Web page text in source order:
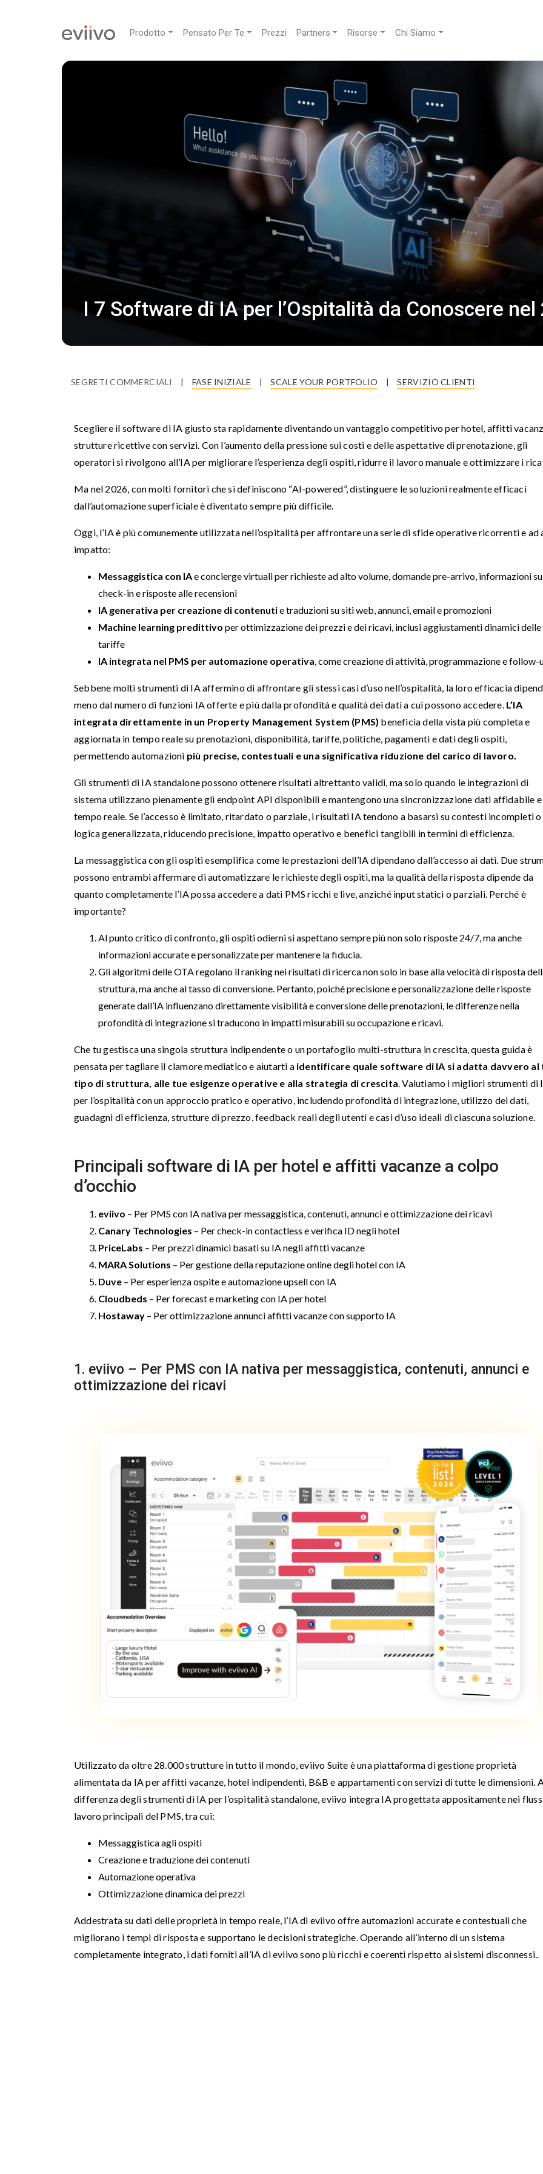
Prodotto Pensato Per Te Prezzi Partners Risorse Chi Siamo
I 7 Software di IA per l’Ospitalità da Conoscere nel
SEGRETI COMMERCIALI | FASE INIZIALE | SCALE YOUR PORTFOLIO | SERVIZIO CLIENTI
Scegliere il software di IA giusto sta rapidamente diventando un vantaggio competitivo per hotel, affitti
strutture ricettive con servizi. Con l’aumento della pressione sui costi e delle aspettative di prenotazione, gli
operatori si rivolgono all’IA per migliorare l’esperienza degli ospiti, ridurre il lavoro manuale e ottimizzare i
Ma nel 2026, con molti fornitori che si definiscono “AI-powered”, distinguere le soluzioni realmente efficaci
dall’automazione superficiale è diventato sempre più difficile.
Oggi, l’IA è più comunemente utilizzata nell’ospitalità per affrontare una serie di sfide operative ricorrenti e ad
impatto:
Messaggistica con IAe concierge virtuali per richieste ad alto volume, domande pre-arrivo, informazioni
check-in e risposte alle recensioni
IA generativa per creazione di contenutie traduzioni su siti web, annunci, email e promozioni
Machine learning predittivo per ottimizzazione dei prezzi e dei ricavi, inclusi aggiustamenti dinamici delle
tariffe
IA integrata nel PMS per automazione operativa, come creazione di attività, programmazione e follow-
Sebbene molti strumenti di IA affermino di affrontare gli stessi casi d’uso nell’ospitalità, la loro efficacia
meno dal numero di funzioni IA offerte e più dalla profondità e qualità dei dati a cui possono accedere. L’IA
integrata direttamente in un Property Management System (PMS) beneficia della vista più completa e
aggiornata in tempo reale su prenotazioni, disponibilità, tariffe, politiche, pagamenti e dati degli ospiti,
permettendo automazioni più precise, contestuali e una significativa riduzione del carico di lavoro.
Gli strumenti di IA standalone possono ottenere risultati altrettanto validi, ma solo quando le integrazioni di
sistema utilizzano pienamente gli endpoint API disponibili e mantengono una sincronizzazione dati affidabile e
tempo reale. Se l’accesso è limitato, ritardato o parziale, i risultati IA tendono a basarsi su contesti incompleti o
logica generalizzata, riducendo precisione, impatto operativo e benefici tangibili in termini di efficienza.
La messaggistica con gli ospiti esemplifica come le prestazioni dell’IA dipendano dall’accesso ai dati. Due
possono entrambi affermare di automatizzare le richieste degli ospiti, ma la qualità della risposta dipende da
quanto completamente l’IA possa accedere a dati PMS ricchi e live, anziché input statici o parziali. Perché è
importante?
Al punto critico di confronto, gli ospiti odierni si aspettano sempre più non solo risposte 24/7, ma anche
informazioni accurate e personalizzate per mantenere la fiducia.
Gli algoritmi delle OTA regolano il ranking nei risultati di ricerca non solo in base alla velocità di risposta
struttura, ma anche al tasso di conversione. Pertanto, poiché precisione e personalizzazione delle risposte
generate dall’IA influenzano direttamente visibilità e conversione delle prenotazioni, le differenze nella
profondità di integrazione si traducono in impatti misurabili su occupazione e ricavi.
Che tu gestisca una singola struttura indipendente o un portafoglio multi-struttura in crescita, questa guida è
pensata per tagliare il clamore mediatico e aiutarti a identificare quale software di IA si adatta davvero al
tipo di struttura, alle tue esigenze operative e alla strategia di crescita. Valutiamo i migliori strumenti di
per l’ospitalità con un approccio pratico e operativo, includendo profondità di integrazione, utilizzo dei dati,
guadagni di efficienza, strutture di prezzo, feedback reali degli utenti e casi d’uso ideali di ciascuna soluzione.
Principali software di IA per hotel e affitti vacanze a colpo
d’occhio
eviivo – Per PMS con IA nativa per messaggistica, contenuti, annunci e ottimizzazione dei ricavi
Canary Technologies – Per check-in contactless e verifica ID negli hotel
PriceLabs – Per prezzi dinamici basati su IA negli affitti vacanze
MARA Solutions – Per gestione della reputazione online degli hotel con IA
Duve – Per esperienza ospite e automazione upsell con IA
Cloudbeds – Per forecast e marketing con IA per hotel
Hostaway – Per ottimizzazione annunci affitti vacanze con supporto IA
1. eviivo – Per PMS con IA nativa per messaggistica, contenuti, annunci e
ottimizzazione dei ricavi
Utilizzato da oltre 28.000 strutture in tutto il mondo, eviivo Suite è una piattaforma di gestione proprietà
alimentata da IA per affitti vacanze, hotel indipendenti, B&B e appartamenti con servizi di tutte le dimensioni.
differenza degli strumenti di IA per l’ospitalità standalone, eviivo integra IA progettata appositamente nei
lavoro principali del PMS, tra cui:
Messaggistica agli ospiti
Creazione e traduzione dei contenuti
Automazione operativa
Ottimizzazione dinamica dei prezzi
Addestrata su dati delle proprietà in tempo reale, l’IA di eviivo offre automazioni accurate e contestuali che
migliorano i tempi di risposta e supportano le decisioni strategiche. Operando all’interno di un sistema
completamente integrato, i dati forniti all’IA di eviivo sono più ricchi e coerenti rispetto ai sistemi disconnessi..